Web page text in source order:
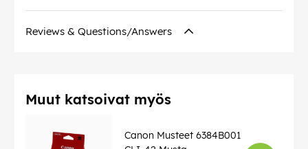
Reviews & Questions/Answers
Muut katsoivat myös
Canon Musteet 6384B001